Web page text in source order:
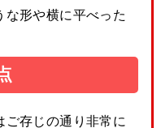
な形や横に平べった
ご存じの通り非常に